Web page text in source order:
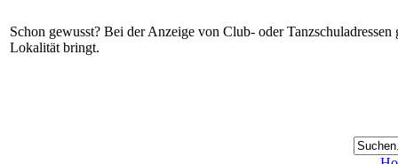
Schon gewusst? Bei der Anzeige von Club- oder
Lokalität bringt.